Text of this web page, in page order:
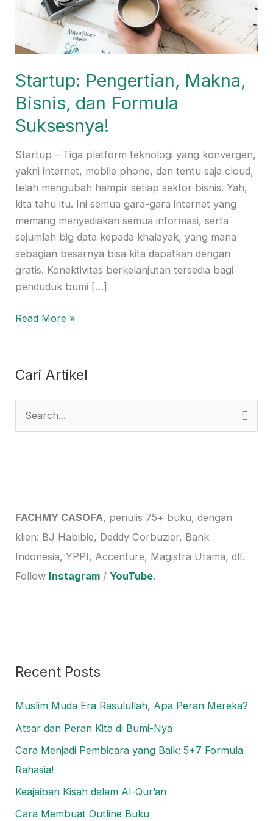
Startup: Pengertian, Makna,
Bisnis, dan Formula
Suksesnya!
Startup – Tiga platform teknologi yang konvergen,
yakni internet, mobile phone, dan tentu saja cloud,
telah mengubah hampir setiap sektor bisnis. Yah,
kita tahu itu. Ini semua gara-gara internet yang
memang menyediakan semua informasi, serta
sejumlah big data kepada khalayak, yang mana
sebagian besarnya bisa kita dapatkan dengan
gratis. Konektivitas berkelanjutan tersedia bagi
penduduk bumi […]
Read More »
Cari Artikel
h
f
o
r
FACHMY CASOFA, penulis 75+ buku, dengan
klien: BJ Habibie, Deddy Corbuzier, Bank
Indonesia, YPPI, Accenture, Magistra Utama, dll.
Follow Instagram /YouTube.
Recent Posts
Muslim Muda Era Rasulullah, Apa Peran Mereka?
Atsar dan Peran Kita di Bumi-Nya
Cara Menjadi Pembicara yang Baik: 5+7 Formula
Rahasia!
Keajaiban Kisah dalam Al-Qur’an
Cara Membuat Outline Buku